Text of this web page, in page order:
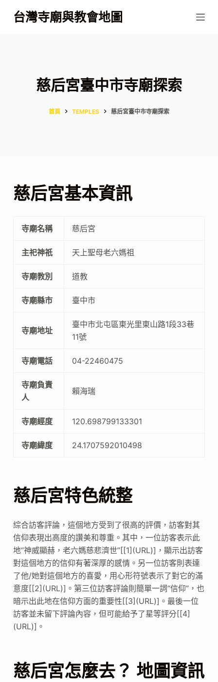
跳
至
台灣寺廟與教會地圖
慈后宮臺中市寺廟探索
首頁 TEMPLES 慈后宮臺中市寺廟探索
慈后宮基本資訊
寺廟名稱 慈后宮
主祀神祇 天上聖母老六媽祖
寺廟教別 道教
寺廟縣市 臺中市
寺廟地址
臺中市北屯區東光里東山路1段33巷
11號
寺廟電話 04-22460475
寺廟負責
人
賴海瑞
寺廟經度 120.698799133301
寺廟緯度 24.1707592010498
慈后宮特色統整
綜合訪客評論，這個地方受到了很高的評價，訪客對其
信仰表現出高度的讚美和尊重。其中，一位訪客表示此
地“神威顯赫，老六媽慈悲濟世”[[1](URL)]，顯示出訪客
對這個地方的信仰有著深厚的感情。另一位訪客則表達
了他/她對這個地方的喜愛，用心形符號表示了對它的滿
意度[[2](URL)]。第三位訪客評論則簡單一詞“信仰”，也
暗示出此地在信仰方面的重要性[[3](URL)]。最後一位
訪客並未留下評論內容，但可能給予了星等評分[[4]
(URL)]。
慈后宮怎麼去？ 地圖資訊